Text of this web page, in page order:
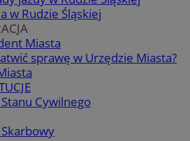
w Rudzie Śląskiej
Miasta
sprawę w Urzędzie Miasta?
Cywilnego